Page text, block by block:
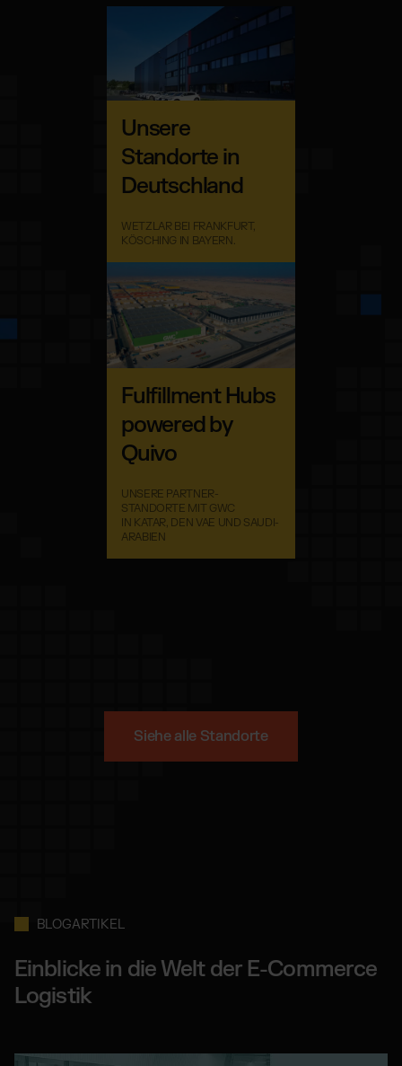
Unsere
Standorte in
Deutschland
WETZLAR BEI FRANKFURT,
KÖSCHING IN BAYERN.
Fulfillment Hubs
powered by
Quivo
UNSERE PARTNER-
STANDORTE MIT GWC
IN KATAR, DEN VAE UND SAUDI-
ARABIEN
Siehe alle Standorte
BLOGARTIKEL
Einblicke in die Welt der E-Commerce
Logistik